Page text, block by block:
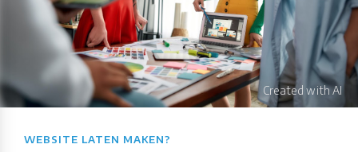
WEBSITE LATEN MAKEN?​​​​​​​​​​​​​​